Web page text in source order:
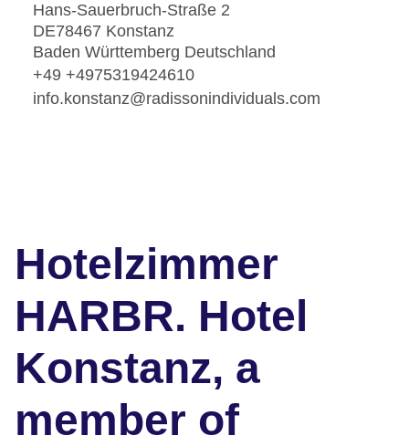
Hans-Sauerbruch-Straße 2
DE78467 Konstanz
Baden Württemberg Deutschland
+49 +4975319424610
info.konstanz@radissonindividuals.com
Hotelzimmer
HARBR. Hotel
Konstanz, a
member of